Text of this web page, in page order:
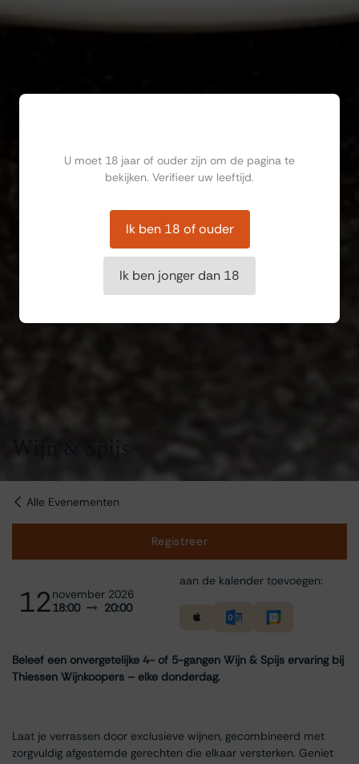
Wijn & Spijs
Alle Evenementen
Registreer
12november 2026
18:00
20:00
aan de kalender toevoegen:
Beleef een onvergetelijke 4- of 5-gangen Wijn & Spijs ervaring bij
Thiessen Wijnkoopers – elke donderdag.
Laat je verrassen door exclusieve wijnen, gecombineerd met
zorgvuldig afgestemde gerechten die elkaar versterken. Geniet
U moet 18 jaar of ouder zijn om de pagina te
bekijken. Verifieer uw leeftijd.
Ik ben 18 of ouder
Ik ben jonger dan 18